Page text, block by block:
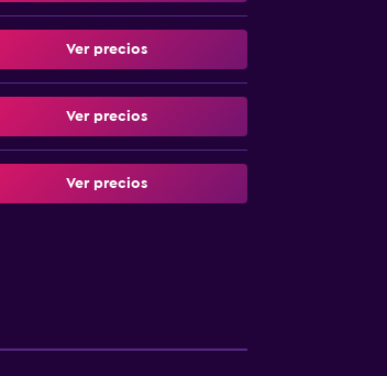
Ver precios
Ver precios
Ver precios